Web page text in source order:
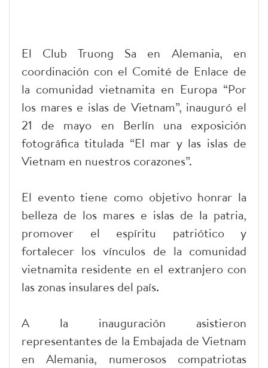
El Club Truong Sa en Alemania, en
coordinación con el Comité de Enlace de
la comunidad vietnamita en Europa “Por
los mares e islas de Vietnam”, inauguró el
21 de mayo en Berlín una exposición
fotográfica titulada “El mar y las islas de
Vietnam en nuestros corazones”.
El evento tiene como objetivo honrar la
belleza de los mares e islas de la patria,
promover el espíritu patriótico y
fortalecer los vínculos de la comunidad
vietnamita residente en el extranjero con
las zonas insulares del país.
A la inauguración asistieron
representantes de la Embajada de Vietnam
en Alemania, numerosos compatriotas